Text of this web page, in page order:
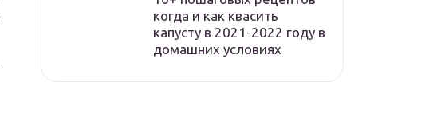
когда и как квасить
капусту в 2021-2022 году в
домашних условиях